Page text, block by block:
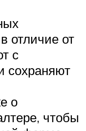
отличие от
с
сохраняют
о
чтобы